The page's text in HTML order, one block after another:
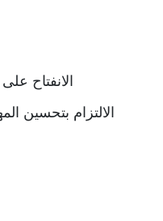
الانفتاح
الالتزام بتحسين